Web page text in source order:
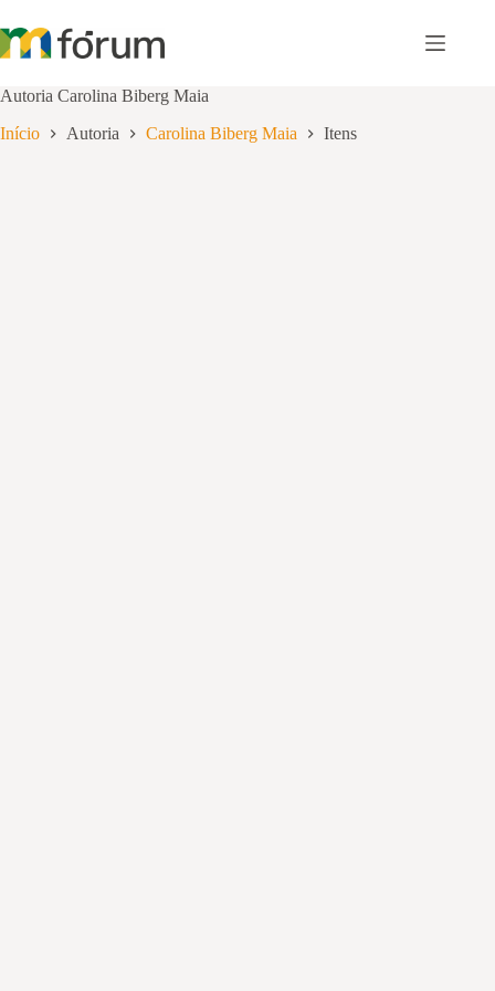
para
o
Autoria Carolina Biberg Maia
Início Autoria Carolina Biberg Maia Itens